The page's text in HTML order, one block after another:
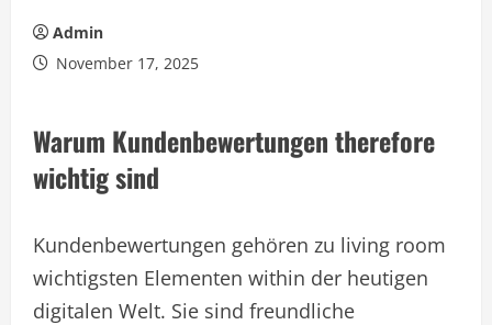
Admin
November 17, 2025
Warum Kundenbewertungen therefore
wichtig sind
Kundenbewertungen gehören zu living room
wichtigsten Elementen within der heutigen
digitalen Welt. Sie sind freundliche